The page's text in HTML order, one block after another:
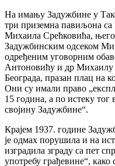
На имању Задужбине у
три приземна павиљона са
Михаила Срећковића,
Задужбинским одсеком
одређеним уговорним
Антоновићу и др Михаилу
Београда, празан плац на
Они су имали право
15 година, а по истеку тог
својину Задужбине“.
Крајем 1937. године
је одмах порушила и на
изградила зграду са пет
употребу грађевине“,